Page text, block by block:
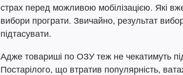
страх перед можливою мобілізацією. Які
вибори програти. Звичайно, результат
підтасувати.
Адже товариші по ОЗУ теж не чекатимуть
Постарілого, що втратив популярність,